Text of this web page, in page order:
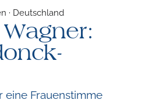
· Deutschland
eine Frauenstimme